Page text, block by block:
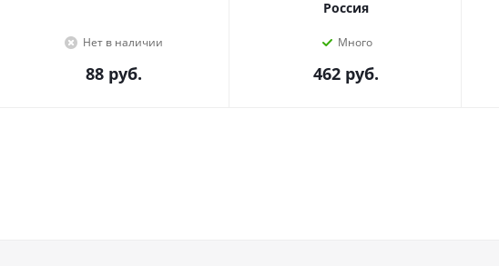
Нет в наличии
88руб.
Россия
Много
462руб.